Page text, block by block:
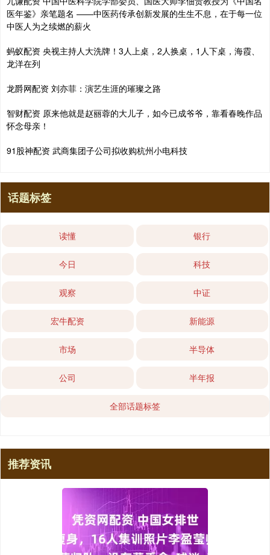
医年鉴》亲笔题名 ——中医药传承创新发展的生生不息，在于每一位
中医人为之续燃的薪火
蚂蚁配资 央视主持人大洗牌！3人上桌，2人换桌，1人下桌，海霞、
龙洋在列
龙爵网配资 刘亦菲：演艺生涯的璀璨之路
智财配资 原来他就是赵丽蓉的大儿子，如今已成爷爷，靠看春晚作品
怀念母亲！
91股神配资 武商集团子公司拟收购杭州小电科技
话题标签
读懂 银行
今日 科技
观察 中证
宏牛配资 新能源
市场 半导体
公司 半年报
全部话题标签
推荐资讯